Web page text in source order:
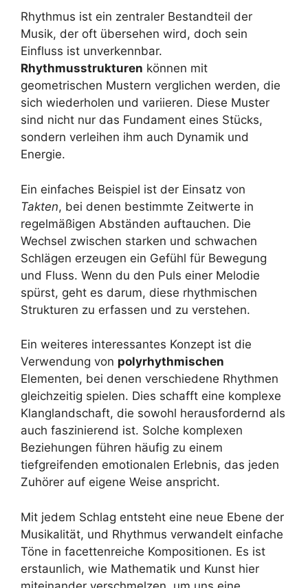
Rhythmus ist ein zentraler Bestandteil der
Musik, der oft übersehen wird, doch sein
Einfluss ist unverkennbar.
Rhythmusstrukturen können mit
geometrischen Mustern verglichen werden, die
sich wiederholen und variieren. Diese Muster
sind nicht nur das Fundament eines Stücks,
sondern verleihen ihm auch Dynamik und
Energie.
Ein einfaches Beispiel ist der Einsatz von
Takten, bei denen bestimmte Zeitwerte in
regelmäßigen Abständen auftauchen. Die
Wechsel zwischen starken und schwachen
Schlägen erzeugen ein Gefühl für Bewegung
und Fluss. Wenn du den Puls einer Melodie
spürst, geht es darum, diese rhythmischen
Strukturen zu erfassen und zu verstehen.
Ein weiteres interessantes Konzept ist die
Verwendung von polyrhythmischen
Elementen, bei denen verschiedene Rhythmen
gleichzeitig spielen. Dies schafft eine komplexe
Klanglandschaft, die sowohl herausfordernd als
auch faszinierend ist. Solche komplexen
Beziehungen führen häufig zu einem
tiefgreifenden emotionalen Erlebnis, das jeden
Zuhörer auf eigene Weise anspricht.
Mit jedem Schlag entsteht eine neue Ebene der
Musikalität, und Rhythmus verwandelt einfache
Töne in facettenreiche Kompositionen. Es ist
erstaunlich, wie Mathematik und Kunst hier